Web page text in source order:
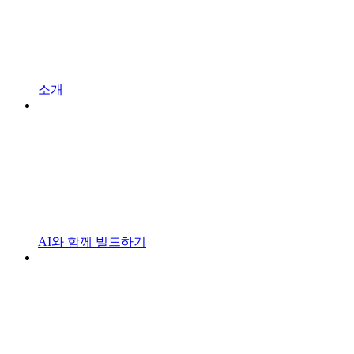
소개
AI와 함께 빌드하기